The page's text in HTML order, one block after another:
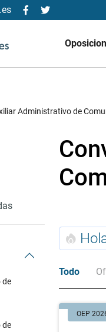
Administrativo de
de
de
Todo
OEP